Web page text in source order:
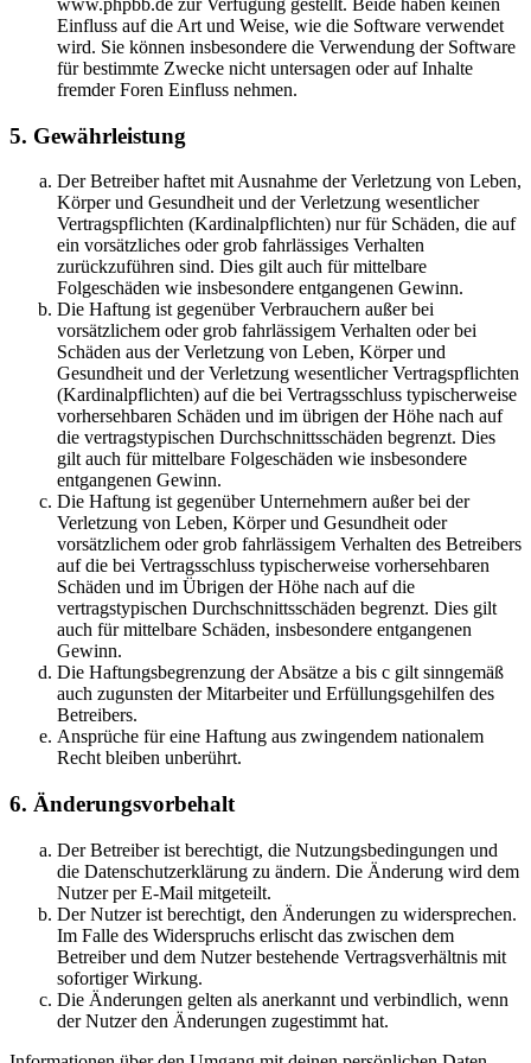
www.phpbb.de zur Verfügung gestellt. Beide haben keinen
Einfluss auf die Art und Weise, wie die Software verwendet
wird. Sie können insbesondere die Verwendung der Software
für bestimmte Zwecke nicht untersagen oder auf Inhalte
fremder Foren Einfluss nehmen.
5. Gewährleistung
Der Betreiber haftet mit Ausnahme der Verletzung von Leben,
Körper und Gesundheit und der Verletzung wesentlicher
Vertragspflichten (Kardinalpflichten) nur für Schäden, die auf
ein vorsätzliches oder grob fahrlässiges Verhalten
zurückzuführen sind. Dies gilt auch für mittelbare
Folgeschäden wie insbesondere entgangenen Gewinn.
Die Haftung ist gegenüber Verbrauchern außer bei
vorsätzlichem oder grob fahrlässigem Verhalten oder bei
Schäden aus der Verletzung von Leben, Körper und
Gesundheit und der Verletzung wesentlicher Vertragspflichten
(Kardinalpflichten) auf die bei Vertragsschluss typischerweise
vorhersehbaren Schäden und im übrigen der Höhe nach auf
die vertragstypischen Durchschnittsschäden begrenzt. Dies
gilt auch für mittelbare Folgeschäden wie insbesondere
entgangenen Gewinn.
Die Haftung ist gegenüber Unternehmern außer bei der
Verletzung von Leben, Körper und Gesundheit oder
vorsätzlichem oder grob fahrlässigem Verhalten des Betreibers
auf die bei Vertragsschluss typischerweise vorhersehbaren
Schäden und im Übrigen der Höhe nach auf die
vertragstypischen Durchschnittsschäden begrenzt. Dies gilt
auch für mittelbare Schäden, insbesondere entgangenen
Gewinn.
Die Haftungsbegrenzung der Absätze a bis c gilt sinngemäß
auch zugunsten der Mitarbeiter und Erfüllungsgehilfen des
Betreibers.
Ansprüche für eine Haftung aus zwingendem nationalem
Recht bleiben unberührt.
6. Änderungsvorbehalt
Der Betreiber ist berechtigt, die Nutzungsbedingungen und
die Datenschutzerklärung zu ändern. Die Änderung wird dem
Nutzer per E-Mail mitgeteilt.
Der Nutzer ist berechtigt, den Änderungen zu widersprechen.
Im Falle des Widerspruchs erlischt das zwischen dem
Betreiber und dem Nutzer bestehende Vertragsverhältnis mit
sofortiger Wirkung.
Die Änderungen gelten als anerkannt und verbindlich, wenn
der Nutzer den Änderungen zugestimmt hat.